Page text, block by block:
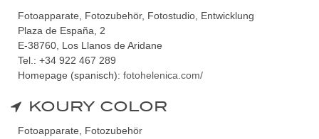
Fotoapparate, Fotozubehör, Fotostudio, Entwicklung
Plaza de España, 2
E-38760, Los Llanos de Aridane
Tel.: +34 922 467 289
Homepage (spanisch): fotohelenica.com/
KOURY COLOR
Fotoapparate, Fotozubehör